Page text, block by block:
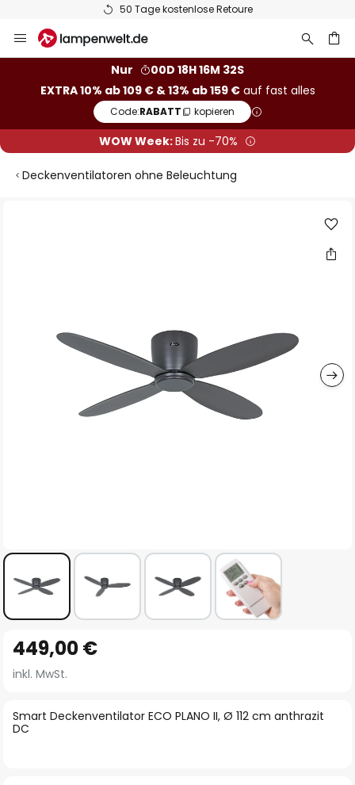
50 Tage kostenlose Retoure
Inhalt
Nur
00D 18H 16M 31S
EXTRA 10% ab 109 € & 13% ab 159 €auf fast alles
Code:RABATT kopieren
WOW Week:Bis zu -70%
Deckenventilatoren ohne Beleuchtung
Anfang
der
springen
Smart Deckenventilator ECO PLANO II, Ø 112 cm anthrazit
DC
449,00 €
inkl. MwSt.